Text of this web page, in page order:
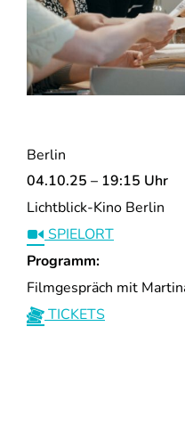
Berlin
04.10.25 – 19:15 Uhr
Lichtblick-Kino Berlin
SPIELORT
Programm:
Filmgespräch mit
TICKETS